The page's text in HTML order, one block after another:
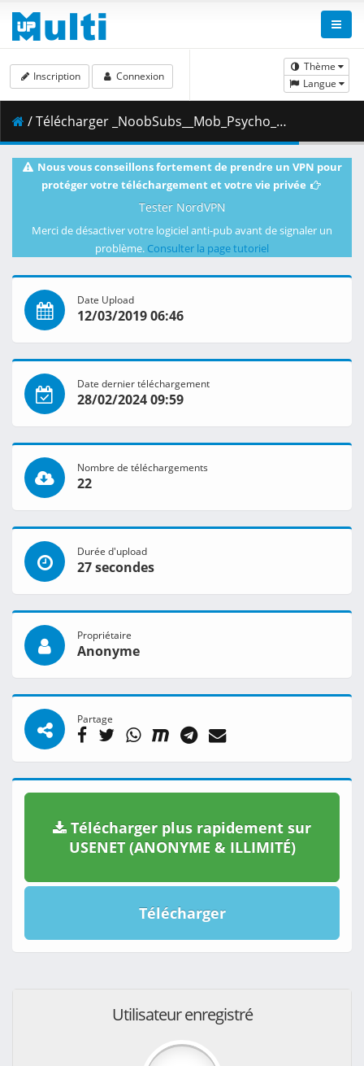
Thème
Langue
Inscription Connexion
/ Télécharger _NoobSubs__Mob_Psycho_100_12__1080p_Blu-ray_Dual_Audio_8bit_AC3__C6880768_.mkv.001 ( 347.33 MB )
Nous vous conseillons fortement de prendre un VPN pour
protéger votre téléchargement et votre vie privée
Tester NordVPN
Merci de désactiver votre logiciel anti-pub avant de signaler un
problème. Consulter la page tutoriel
Date Upload
12/03/2019 06:46
Date dernier téléchargement
28/02/2024 09:59
Nombre de téléchargements
22
Durée d'upload
27 secondes
Propriétaire
Anonyme
Partage
Télécharger plus rapidement sur
USENET (ANONYME & ILLIMITÉ)
Télécharger
Utilisateur enregistré